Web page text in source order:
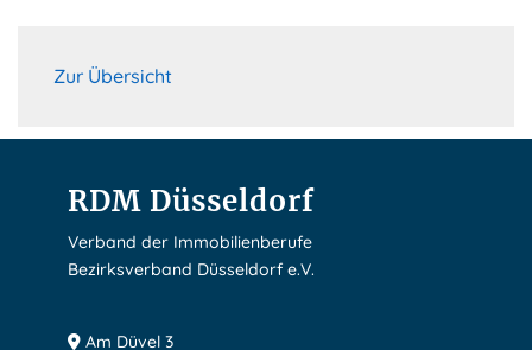
Zur Übersicht
RDM Düsseldorf
Verband der Immobilienberufe
Bezirksverband Düsseldorf e.V.
Am Düvel 3